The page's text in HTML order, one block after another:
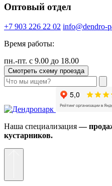
Оптовый отдел
+7 903 226 22 02 info@dendro-
Время работы:
пн.-пт. с 9.00 до 18.00
Смотреть схему проезда
Наша специализация—
кустарников.